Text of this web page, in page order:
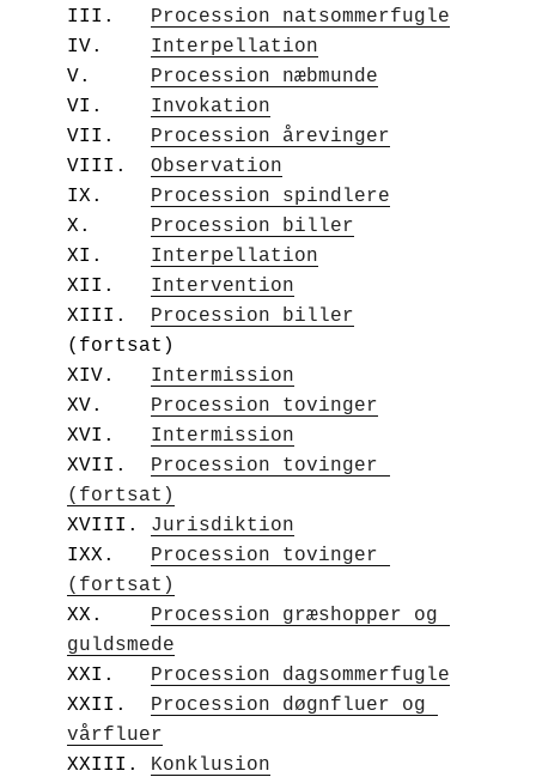
III. Procession natsommerfugle
IV. Interpellation
V. Procession næbmunde
VI. Invokation
VII. Procession årevinger
VIII. Observation
IX. Procession spindlere
X. Procession biller
XI. Interpellation
XII. Intervention
XIII. Procession biller
(fortsat)
XIV. Intermission
XV. Procession tovinger
XVI. Intermission
XVII. Procession tovinger
(fortsat)
XVIII. Jurisdiktion
IXX. Procession tovinger
(fortsat)
XX. Procession græshopper og
guldsmede
XXI. Procession dagsommerfugle
XXII. Procession døgnfluer og
vårfluer
XXIII. Konklusion